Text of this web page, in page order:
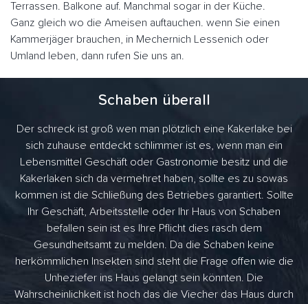
Terrassen. Balkone auf. Manchmal sogar in der Küche.
Ganz gleich wo die Ameisen auftauchen. wenn Sie einen
Kammerjäger brauchen, in Mechernich Lessenich oder
Umland leben, dann rufen Sie uns an.
Schaben überall
Der schreck ist groß wen man plötzlich eine Kakerlake bei
sich zuhause entdeckt schlimmer ist es, wenn man ein
Lebensmittel Geschäft oder Gastronomie besitz und die
Kakerlaken sich da vermehret haben, sollte es zu sowas
kommen ist die Schließung des Betriebes garantiert. Sollte
Ihr Geschäft, Arbeitsstelle oder Ihr Haus von Schaben
befallen sein ist es Ihre Pflicht dies rasch dem
Gesundheitsamt zu melden. Da die Schaben keine
herkömmlichen Insekten sind steht die Frage offen wie die
Unheziefer ins Haus gelangt sein könnten. Die
Wahrscheinlichkeit ist hoch das die Viecher das Haus durch